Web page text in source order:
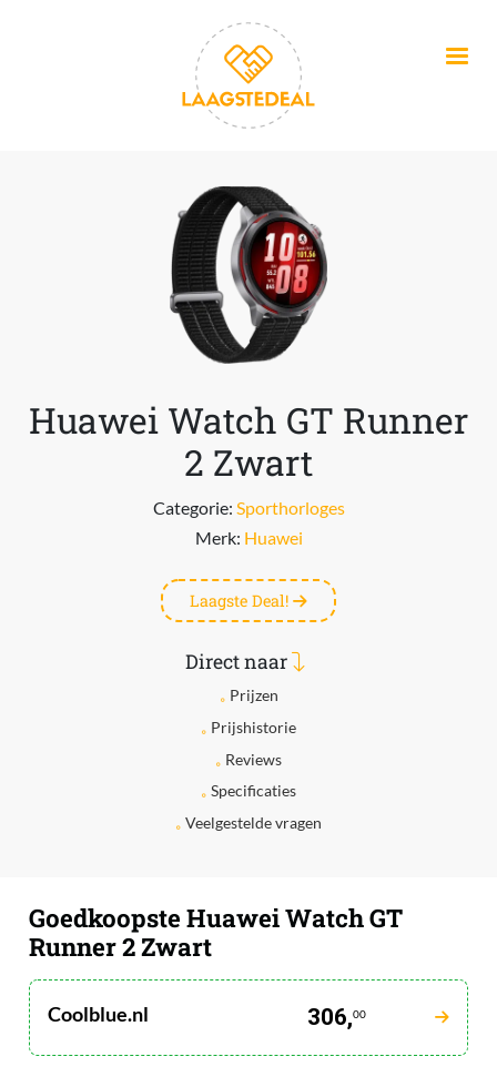
Huawei Watch GT Runner
2 Zwart
Categorie: Sporthorloges
Merk: Huawei
Laagste Deal!
Direct naar
Prijzen
Prijshistorie
Reviews
Specificaties
Veelgestelde vragen
Goedkoopste Huawei Watch GT
Runner 2 Zwart
Coolblue.nl 306,00